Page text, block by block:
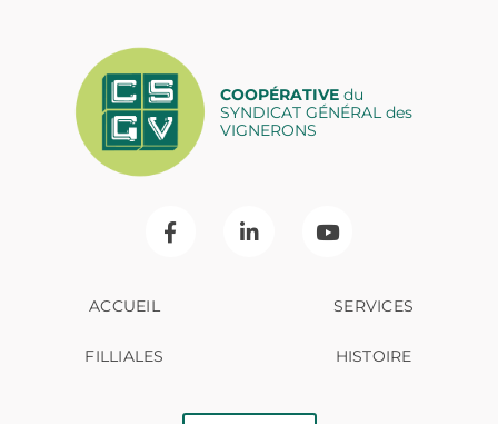
COOPÉRATIVEdu
SYNDICAT GÉNÉRAL des
VIGNERONS
ACCUEIL SERVICES
FILLIALES HISTOIRE